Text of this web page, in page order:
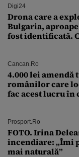
Digi24
Drona care a
Bulgaria,
fost identificată.
Cancan.ro
4.000 lei amendă
românilor care
fac acest lucru în
Prosport.ro
FOTO. Irina
incendiare: „Îmi
mai naturală”